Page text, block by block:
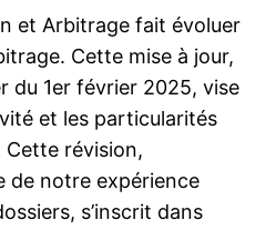
et Arbitrage fait évoluer
Cette mise à jour,
du 1er février 2025, vise
et les particularités
Cette révision,
de notre expérience
s’inscrit dans